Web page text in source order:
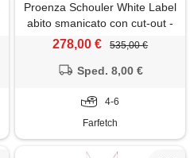
Proenza Schouler White Label
abito smanicato con cut-out -
rosso
278,00 € 535,00 €
Sped. 8,00 €
4-6
Farfetch